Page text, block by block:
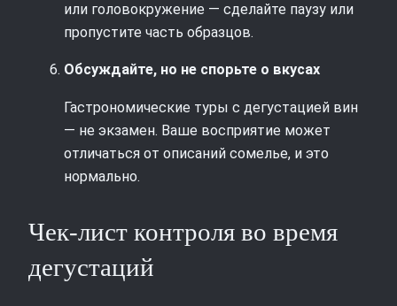
или головокружение — сделайте паузу или
пропустите часть образцов.
Обсуждайте, но не спорьте о вкусах
Гастрономические туры с дегустацией вин
— не экзамен. Ваше восприятие может
отличаться от описаний сомелье, и это
нормально.
Чек-лист контроля во время
дегустаций